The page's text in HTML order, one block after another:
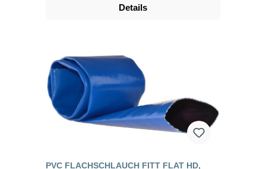
Details
PVC FLACHSCHLAUCH FITT FLAT HD,